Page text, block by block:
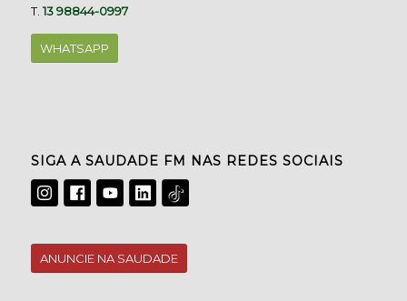
T.13 98844-0997
WHATSAPP
SIGA A SAUDADE FM NAS REDES SOCIAIS
ANUNCIE NA SAUDADE